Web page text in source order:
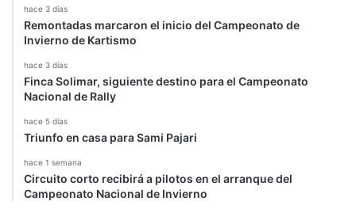
hace 3 días
Remontadas marcaron el inicio del Campeonato de
Invierno de Kartismo
hace 3 días
Finca Solimar, siguiente destino para el Campeonato
Nacional de Rally
hace 5 días
Triunfo en casa para Sami Pajari
hace 1 semana
Circuito corto recibirá a pilotos en el arranque del
Campeonato Nacional de Invierno